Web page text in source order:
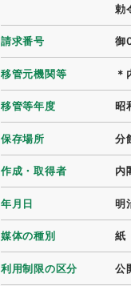
勅
請求番号 御
移管元機関等 ＊
移管等年度 昭
保存場所 分
作成・取得者 内
年月日 明
媒体の種別 紙
利用制限の区分 公